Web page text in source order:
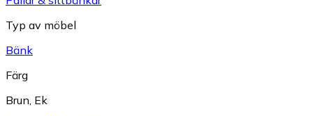
Typ av möbel
Bänk
Färg
Brun Ek